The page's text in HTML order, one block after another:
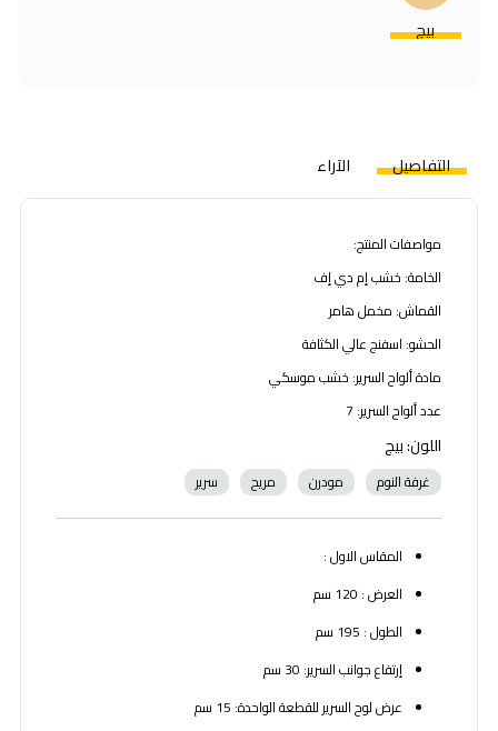
بيچ
التفاصيل الآراء
مواصفات المنتج:
الخامة: خشب إم دي إف
القماش: مخمل هامر
الحشو: اسفنج عالي الكثافة
مادة ألواح السرير: خشب موسكي
عدد ألواح السرير: 7
اللون: بيج
غرفة النوم مودرن مريح سرير
المقاس الاول :
العرض : 120 سم
الطول : 195 سم
إرتفاع جوانب السرير: 30 سم
عرض لوح السرير للقطعة الواحدة: 15 سم